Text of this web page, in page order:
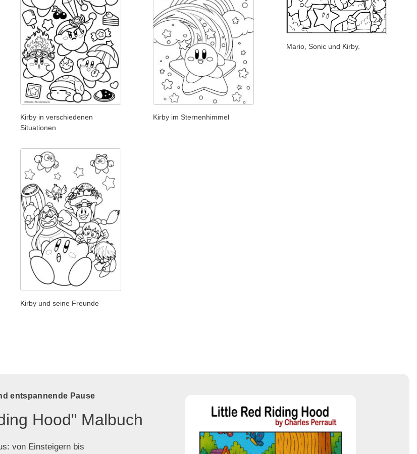
Kirby in verschiedenen
Situationen
Kirby im Sternenhimmel
Mario, Sonic und Kirby.
Kirby und seine Freunde
entspannende Pause
Hood" Malbuch
von Einsteigern bis